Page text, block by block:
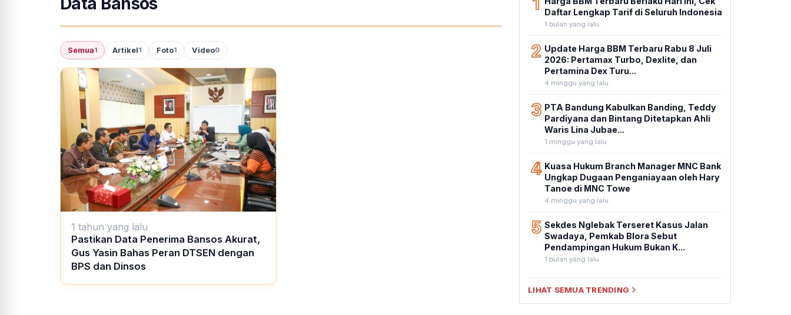
Semua1 Artikel1 Foto1 Video0
1 tahun yang lalu
Pastikan Data Penerima Bansos Akurat,
Gus Yasin Bahas Peran DTSEN dengan
BPS dan Dinsos
Daftar Lengkap Tarif di Seluruh Indonesia
1 bulan yang lalu
2 Update Harga BBM Terbaru Rabu 8 Juli
2026: Pertamax Turbo, Dexlite, dan
Pertamina Dex Turu...
4 minggu yang lalu
3 PTA Bandung Kabulkan Banding, Teddy
Pardiyana dan Bintang Ditetapkan Ahli
Waris Lina Jubae...
1 minggu yang lalu
4 Kuasa Hukum Branch Manager MNC Bank
Ungkap Dugaan Penganiayaan oleh Hary
Tanoe di MNC Towe
4 minggu yang lalu
5 Sekdes Nglebak Terseret Kasus Jalan
Swadaya, Pemkab Blora Sebut
Pendampingan Hukum Bukan K...
1 bulan yang lalu
LIHAT SEMUA TRENDING